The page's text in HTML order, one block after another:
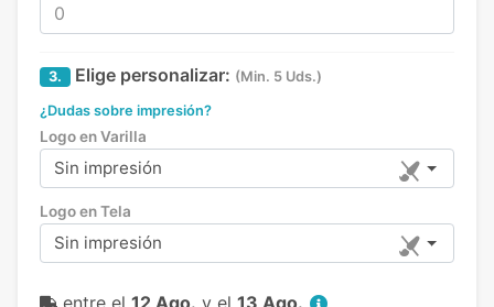
3. Elige personalizar: (Min. 5 Uds.)
¿Dudas sobre impresión?
Logo en Varilla
Sin impresión
Logo en Tela
Sin impresión